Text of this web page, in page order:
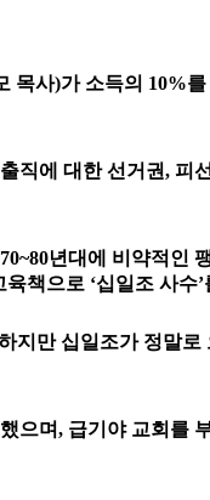
사)가 소득의 10%
직에 대한 선거권, 피
년대에 비약적인
책으로 ‘십일조 사수
지만 십일조가 정말
으며, 급기야 교회를